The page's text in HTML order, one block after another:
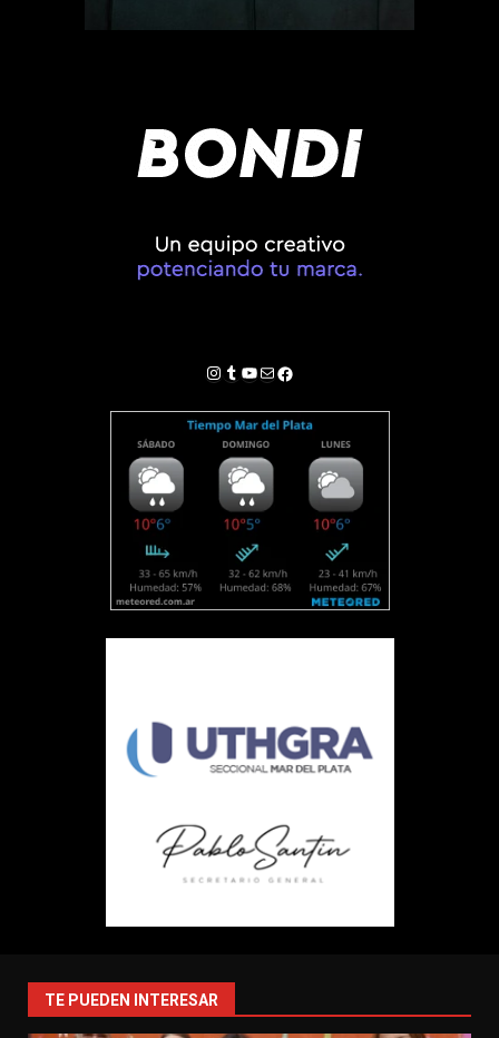
Instagram
Tumblr
YouTube
Correo electrónico
Facebook
TE PUEDEN INTERESAR